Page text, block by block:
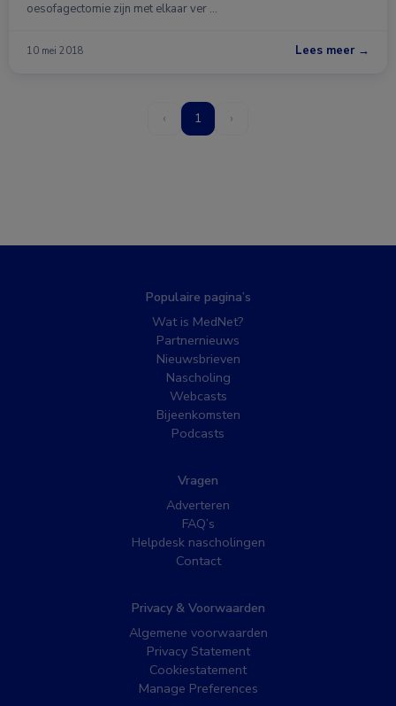
oesofagectomie zijn met elkaar ver …
10 mei 2018 Lees meer →
‹ 1 ›
Populaire pagina’s
Wat is MedNet?
Partnernieuws
Nieuwsbrieven
Nascholing
Webcasts
Bijeenkomsten
Podcasts
Vragen
Adverteren
FAQ’s
Helpdesk nascholingen
Contact
Privacy & Voorwaarden
Algemene voorwaarden
Privacy Statement
Cookiestatement
Manage Preferences